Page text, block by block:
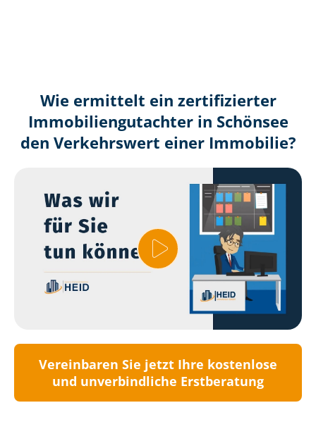
Wie ermittelt ein zertifizierter
Immobilien­gutachter in Schönsee
den Verkehrswert einer Immobilie?
Vereinbaren Sie jetzt Ihre kostenlose
und unverbindliche Erstberatung